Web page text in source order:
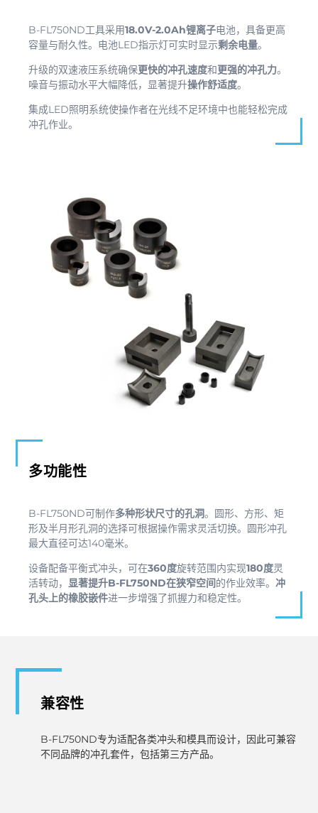
B-FL750ND工具采用18.0V-2.0Ah锂离子电池，具备更高
容量与耐久性。电池LED指示灯可实时显示剩余电量。
升级的双速液压系统确保更快的冲孔速度和更强的冲孔力。
噪音与振动水平大幅降低，显著提升操作舒适度。
集成LED照明系统使操作者在光线不足环境中也能轻松完成
冲孔作业。
多功能性
B-FL750ND可制作多种形状尺寸的孔洞。圆形、方形、矩
形及半月形孔洞的选择可根据操作需求灵活切换。圆形冲孔
最大直径可达140毫米。
设备配备平衡式冲头，可在360度旋转范围内实现180度灵
活转动， 显著提升B-FL750ND在狭窄空间的作业效率。 冲
孔头上的橡胶嵌件进一步增强了抓握力和稳定性。
兼容性
B-FL750ND专为适配各类冲头和模具而设计，因此可兼容
不同品牌的冲孔套件，包括第三方产品。